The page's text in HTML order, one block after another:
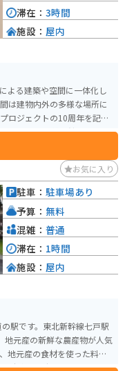
よる建築や空間に一体化し
は建物内外の多様な場所に
ロジェクトの10周年を記念
美術館の建築
廊下で結んでいる特徴があ
内外の体験を重視していま
「官庁街通り」を一つの美
トであり、パブリックア
います。美術館内外で草間
鑑賞でき、撮影が許可さ
楽しめます。
滞在： 3時間
施設： 屋内
お気に入り
駅です。東北新幹線七戸駅
地元産の食材を使った料理
駐車： 駐車場あり
予算： 無料
混雑： 普通
滞在： 1時間
施設： 屋内